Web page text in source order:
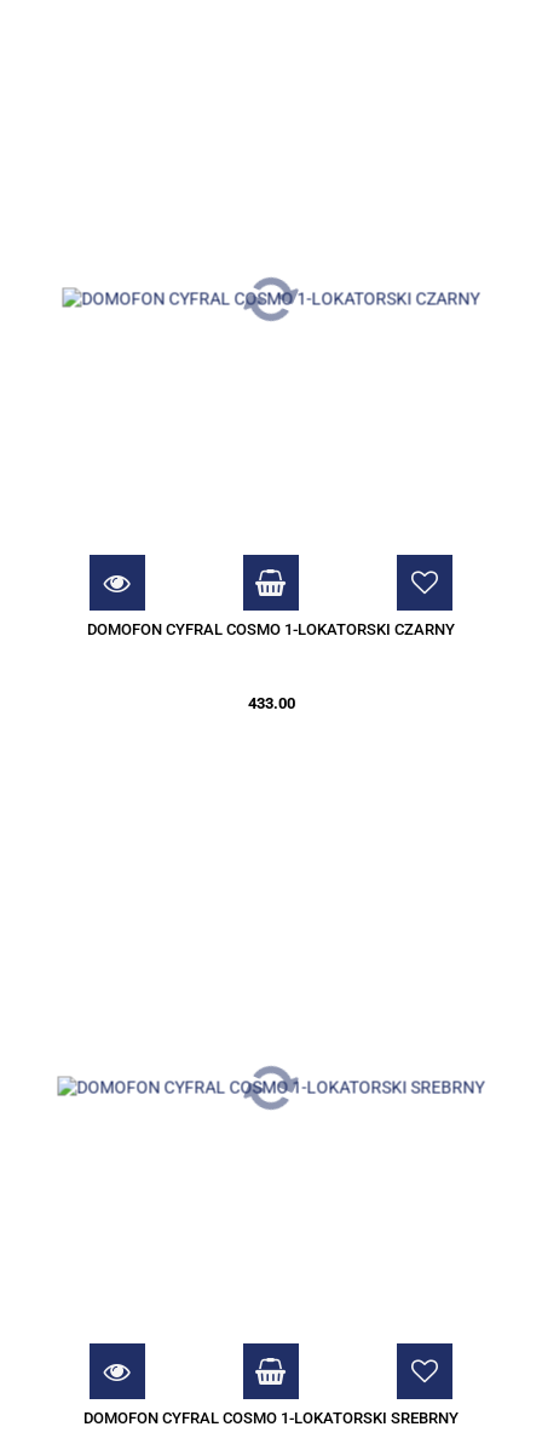
DOMOFON CYFRAL COSMO 1-LOKATORSKI CZARNY
433.00
DOMOFON CYFRAL COSMO 1-LOKATORSKI SREBRNY